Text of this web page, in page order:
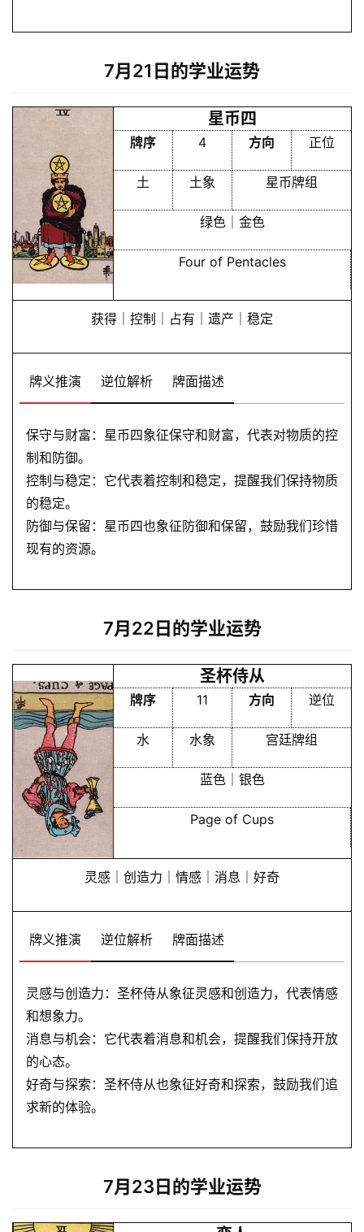
命
理
解
务
会
员
登录 注册
7月21日的学业运势
星币四
牌序 4 方向 正位
土 土象 星币牌组
绿色｜金色
Four of Pentacles
获得｜控制｜占有｜遗产｜稳定
牌义推演 逆位解析 牌面描述
保守与财富：星币四象征保守和财富，代表对物质的控
制和防御。
控制与稳定：它代表着控制和稳定，提醒我们保持物质
的稳定。
防御与保留：星币四也象征防御和保留，鼓励我们珍惜
现有的资源。
7月22日的学业运势
圣杯侍从
牌序 11 方向 逆位
水 水象 宫廷牌组
蓝色｜银色
Page of Cups
灵感｜创造力｜情感｜消息｜好奇
牌义推演 逆位解析 牌面描述
灵感与创造力：圣杯侍从象征灵感和创造力，代表情感
和想象力。
消息与机会：它代表着消息和机会，提醒我们保持开放
的心态。
好奇与探索：圣杯侍从也象征好奇和探索，鼓励我们追
求新的体验。
7月23日的学业运势